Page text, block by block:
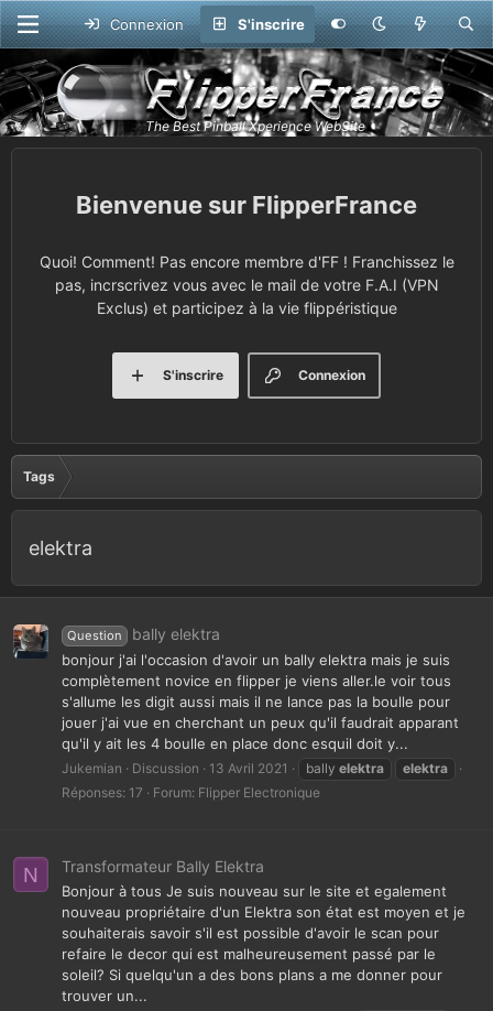
Connexion S'inscrire
FlipperFrance
Quoi! Comment! Pas encore membre d'FF ! Franchissez le
pas, incrscrivez vous avec le mail de votre F.A.I (VPN
Exclus) et participez à la vie flippéristique
Connexion
S'inscrire
Tags
elektra
Question bally elektra
bonjour j'ai l'occasion d'avoir un bally elektra mais je suis
complètement novice en flipper je viens aller.le voir tous
s'allume les digit aussi mais il ne lance pas la boulle pour
jouer j'ai vue en cherchant un peux qu'il faudrait apparant
qu'il y ait les 4 boulle en place donc esquil doit y...
Jukemian Discussion 13 Avril 2021 bally elektra
elektra
Réponses: 17
Forum: Flipper Electronique
N Transformateur Bally Elektra
Bonjour à tous Je suis nouveau sur le site et egalement
nouveau propriétaire d'un Elektra son état est moyen et je
souhaiterais savoir s'il est possible d'avoir le scan pour
refaire le decor qui est malheureusement passé par le
soleil? Si quelqu'un a des bons plans a me donner pour
trouver un...